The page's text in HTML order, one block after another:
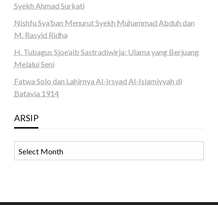
Syekh Ahmad Surkati
Nishfu Sya’ban Menurut Syekh Muhammad Abduh dan
M. Rasyid Ridha
H. Tubagus Sjoe’aib Sastradiwirja: Ulama yang Berjuang
Melalui Seni
Fatwa Solo dan Lahirnya Al-Irsyad Al-Islamiyyah di
Batavia 1914
ARSIP